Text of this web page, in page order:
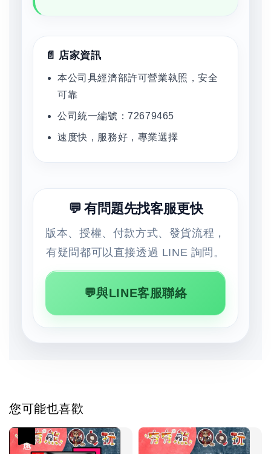
📄 店家資訊
本公司具經濟部許可營業執照，安全
可靠
公司統一編號：72679465
速度快，服務好，專業選擇
💬 有問題先找客服更快
版本、授權、付款方式、發貨流程，
有疑問都可以直接透過 LINE 詢問。
💬與LINE客服聯絡
您可能也喜歡